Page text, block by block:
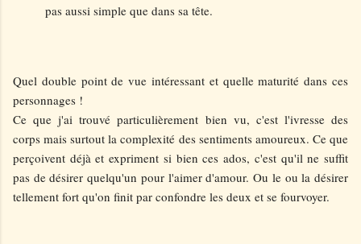
pas aussi simple que dans sa tête.
Quel double point de vue intéressant et quelle maturité dans ces
personnages !
Ce que j'ai trouvé particulièrement bien vu, c'est l'ivresse des
corps mais surtout la complexité des sentiments amoureux. Ce que
perçoivent déjà et expriment si bien ces ados, c'est qu'il ne suffit
pas de désirer quelqu'un pour l'aimer d'amour. Ou le ou la désirer
tellement fort qu'on finit par confondre les deux et se fourvoyer.